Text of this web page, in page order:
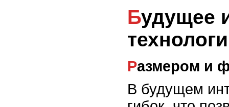
Будущее интернета: новые
Размером и
В будущем